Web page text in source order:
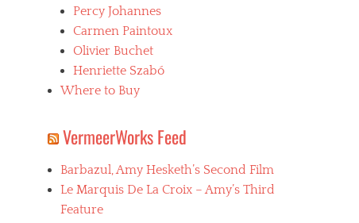
Percy Johannes
Carmen Paintoux
Olivier Buchet
Henriette Szabó
Where to Buy
VermeerWorks Feed
Barbazul, Amy Hesketh’s Second Film
Le Marquis De La Croix – Amy’s Third
Feature